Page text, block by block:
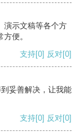
演示文稿等各个方
便。
支持[0] 反对[0]
妥善解决，让我能
支持[0] 反对[0]